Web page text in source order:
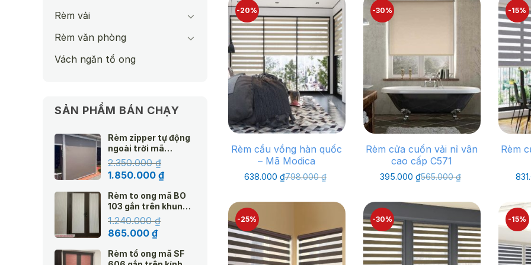
Rèm vải
Rèm văn phòng
Vách ngăn tổ ong
SẢN PHẨM BÁN CHẠY
Rèm zipper tự động
ngoài trời mã
Amazon
2.350.000₫
Giá
là:
2.350.000 ₫.
1.850.000 ₫Giá
tại
là:
Rèm to ong mã BO
103 gắn trên khung
kính hệ 25 màu kem
1.240.000₫
Giá
là:
865.000 ₫Giá
tại
Rèm tổ ong mã SF
-20%
Rèm cầu vồng hàn quốc
– Mã Modica
798.000₫
Giá
798.000 ₫.
638.000 ₫Giá
là:
-30%
Rèm cửa cuốn vải nỉ vân
cao cấp C571
565.000₫
Giá
565.000 ₫.
395.000₫Giá
là:
395.000 ₫.
-15%
Rèm
-25% -30% -15%